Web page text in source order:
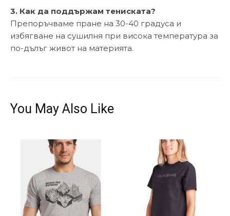
3. Как да поддържам тениската?
Препоръчваме пране на 30-40 градуса и
избягване на сушилня при висока температура за
по-дълъг живот на материята.
You May Also Like